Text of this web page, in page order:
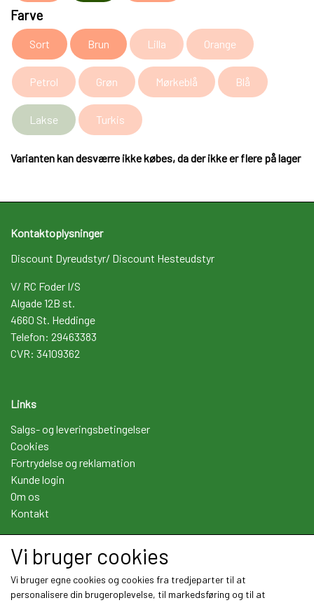
Farve
Sort Brun Lilla Orange
Petrol Grøn Mørkeblå Blå
Lakse Turkis
Varianten kan desværre ikke købes, da der ikke er flere på lager
Kontaktoplysninger
Discount Dyreudstyr/ Discount Hesteudstyr
V/ RC Foder I/S
Algade 12B st.
4660 St. Heddinge
Telefon: 29463383
CVR: 34109362
Links
Salgs- og leveringsbetingelser
Cookies
Fortrydelse og reklamation
Kunde login
Om os
Kontakt
Sociale medier
Vi bruger cookies
Vi bruger egne cookies og cookies fra tredjeparter til at
personalisere din brugeroplevelse, til markedsføring og til at